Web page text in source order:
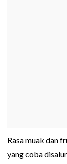
Rasa muak dan
yang coba